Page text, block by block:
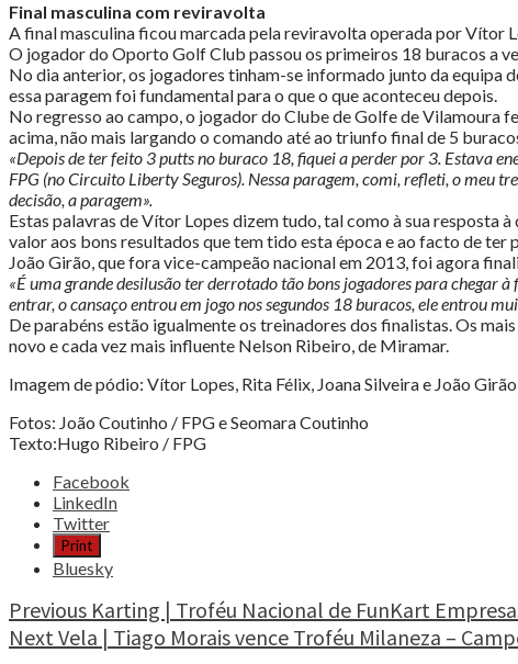
Final masculina com reviravolta
A final masculina ficou marcada pela reviravolta operada por Vítor
O jogador do Oporto Golf Club passou os primeiros 18 buracos a
No dia anterior, os jogadores tinham-se informado junto da equipa
essa paragem foi fundamental para o que o que aconteceu depois.
No regresso ao campo, o jogador do Clube de Golfe de
acima, não mais largando o comando até ao triunfo final de 5
«Depois de ter feito 3 putts no buraco 18, fiquei a perder por 3. Estava
FPG (no Circuito Liberty Seguros). Nessa paragem, comi, refleti, o meu
decisão, a paragem».
Estas palavras de Vítor Lopes dizem tudo, tal como à sua resposta
valor aos bons resultados que tem tido esta época e ao facto de ter
João Girão, que fora vice-campeão nacional em 2013, foi agora
«É uma grande desilusão ter derrotado tão bons jogadores para chegar
entrar, o cansaço entrou em jogo nos segundos 18 buracos, ele entrou
De parabéns estão igualmente os treinadores dos finalistas. Os
novo e cada vez mais influente Nelson Ribeiro, de Miramar.
Imagem de pódio: Vítor Lopes, Rita Félix, Joana Silveira e João Girão
Fotos: João Coutinho / FPG e Seomara Coutinho
Texto:Hugo Ribeiro / FPG
Share
post
"Golf
da
FPG/BPI:
Jovens
Facebook
LinkedIn
Twitter
Print
Bluesky
Continue
Reading
Previous Karting | Troféu Nacional de FunKart
NextVela | Tiago Morais vence Troféu Milaneza –